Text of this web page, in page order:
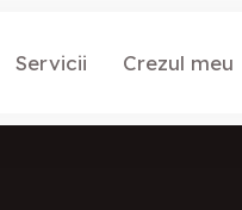
Servicii Crezul meu